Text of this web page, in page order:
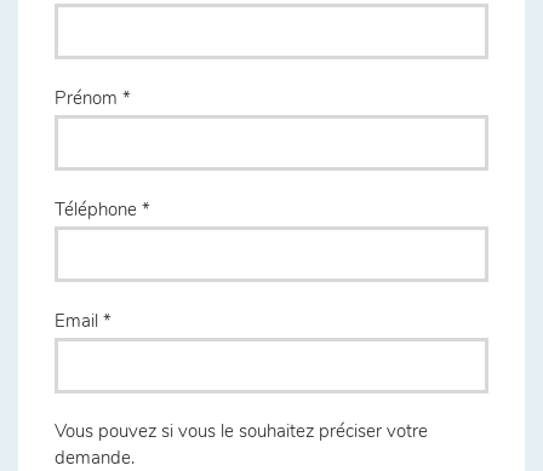
Prénom
Téléphone
Email
Vous pouvez si vous le souhaitez préciser votre
demande.